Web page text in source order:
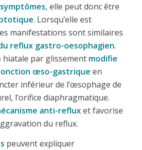
symptômes, elle peut donc être
. Lorsqu’elle est
manifestations sont similaires
reflux gastro-oesophagien.
hiatale par glissement modifie
œso-gastrique en
inférieur de l’œsophage de
l’orifice diaphragmatique.
anti-refluxet favorise
du reflux.
peuvent expliquer